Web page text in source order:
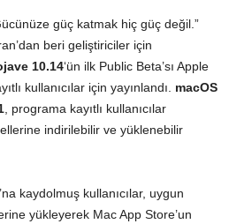
güç katmak hiç güç değil.”
beri geliştiriciler için
10.14‘ün ilk Public Beta’sı Apple
kullanıcılar için yayınlandı. macOS
, programa kayıtlı kullanıcılar
indirilebilir ve yüklenebilir
kaydolmuş kullanıcılar, uygun
yükleyerek Mac App Store’un